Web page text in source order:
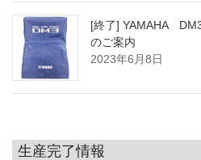
[終了] YAMAHA
のご案内
2023年6月8日
生産完了情報